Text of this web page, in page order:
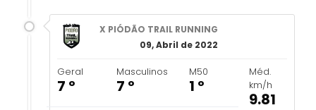
X PIÓDÃO TRAIL RUNNING
09, Abril de 2022
Geral
7 º
Masculinos
7 º
M50
1 º
Méd.
km/h
9.81